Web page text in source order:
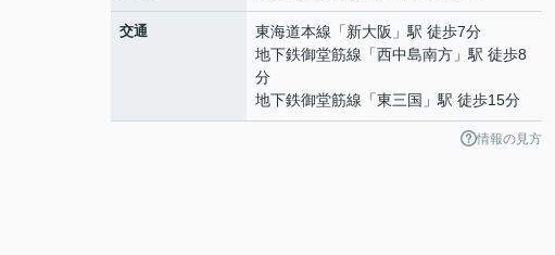
交通 東海道本線 「新大阪 」駅 徒歩7分
地下鉄御堂筋線 「西中島南方 」駅 徒歩8
分
地下鉄御堂筋線 「東三国 」駅 徒歩15分
情報の見方